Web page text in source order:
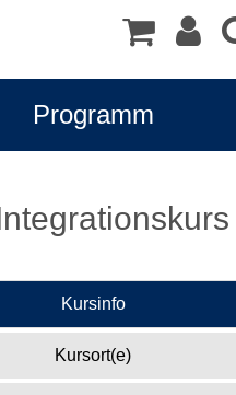
Programm
Kursinfo
Kursort(e)